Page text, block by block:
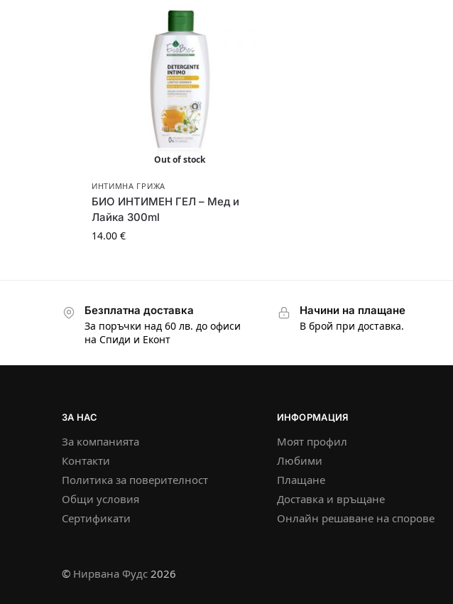
Out of stock
ИНТИМНА ГРИЖА
БИО ИНТИМЕН ГЕЛ – Мед и
Лайка 300ml
14.00 €
Безплатна доставка
За поръчки над 60 лв. до офиси
на Спиди и Еконт
Начини на плащане
В брой при доставка.
ЗА НАС
За компанията
Контакти
Политика за поверителност
Общи условия
Сертификати
ИНФОРМАЦИЯ
Моят профил
Любими
Плащане
Доставка и връщане
Онлайн решаване на спорове
© Нирвана Фудс 2026